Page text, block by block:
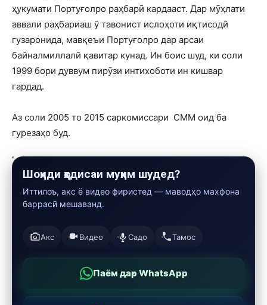
ҳукумати Портуғолро раҳбарӣ кардааст. Дар мӯҳлати
аввали раҳбариаш ӯ тавонист ислоҳоти иқтисодӣ
гузаронида, мавқеъи Портуғолро дар арсаи
байналмиллалӣ қавитар кунад. Ин боис шуд, ки соли
1999 бори дуввум пирӯзи интихоботи ин кишвар
гардад.
Аз соли 2005 то 2015 саркомиссари СММ оид ба
гурезаҳо буд.
Шоҳиди ҳодисаи муҳим шудед?
Иттилоъ, акс ё видео фиристед — маводҳо махфона
баррасӣ мешаванд.
Акс Видео Садо Тамос
Паём дар WhatsApp